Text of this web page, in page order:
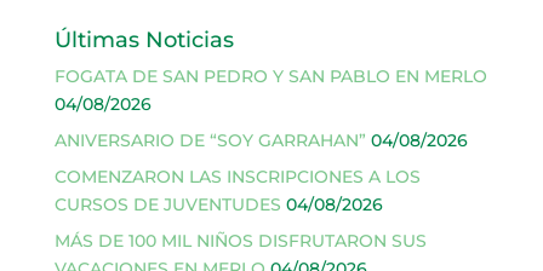
Últimas Noticias
FOGATA DE SAN PEDRO Y SAN PABLO EN MERLO
04/08/2026
ANIVERSARIO DE “SOY GARRAHAN” 04/08/2026
COMENZARON LAS INSCRIPCIONES A LOS
CURSOS DE JUVENTUDES 04/08/2026
MÁS DE 100 MIL NIÑOS DISFRUTARON SUS